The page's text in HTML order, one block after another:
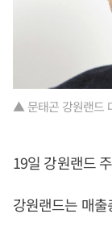
▲ 문태곤 강원랜드
19일 강원랜드
강원랜드는 매